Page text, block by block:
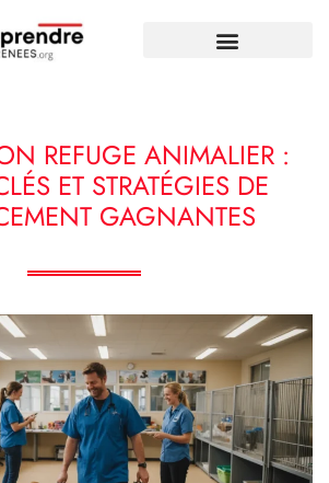
REFUGE ANIMALIER :
ET STRATÉGIES DE
GAGNANTES